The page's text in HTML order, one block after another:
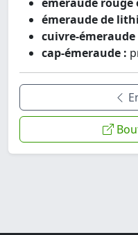
émeraude de
cuivre-émeraude
cap-émeraude :